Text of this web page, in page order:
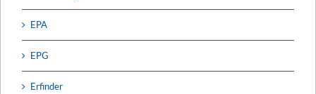
EPA
EPG
Erfinder